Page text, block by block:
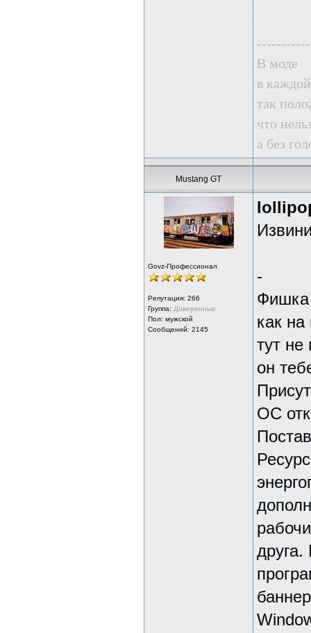
В моде
в каждой
так
что
а без
Mustang GT
Govz-Профессионал
Репутация: 266
Группа: Доверенные
Пол: мужской
Сообщений: 2145
-
Фишка
как
тут не
он
ОС